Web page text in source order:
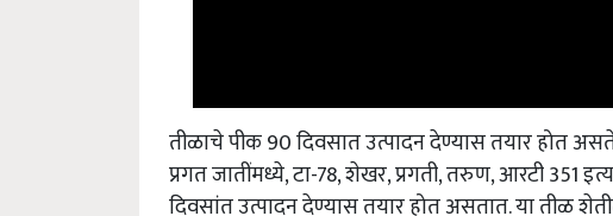
तीळाचे पीक 90 दिवसात उत्पादन देण्यास तयार होत असते.
प्रगत जातींमध्ये, टा-78, शेखर, प्रगती, तरुण, आरटी 351
दिवसांत उत्पादन देण्यास तयार होत असतात. या तीळ